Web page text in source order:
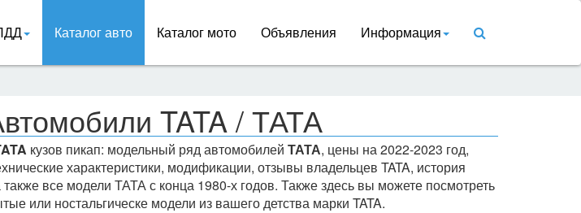
Каталог авто Каталог мото Объявления Информация
TATA / ТАТА
кузов пикап: модельный ряд автомобилей ТАТА, цены на 2022-2023 год,
характеристики, модификации, отзывы владельцев TATA, история
все модели ТАТА с конца 1980-х годов. Также здесь вы можете посмотреть
или ностальгическе модели из вашего детства марки TATA.